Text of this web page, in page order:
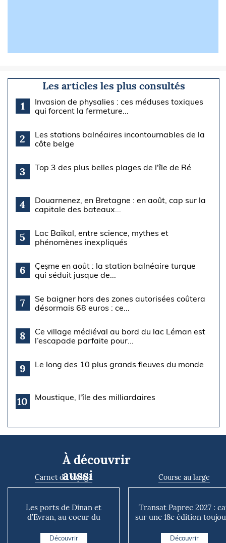
Les articles les plus consultés
1
Invasion de physalies : ces méduses toxiques
qui forcent la fermeture...
2
Les stations balnéaires incontournables de la
côte belge
3 Top 3 des plus belles plages de l'île de Ré
4
Douarnenez, en Bretagne : en août, cap sur la
capitale des bateaux...
5
Lac Baïkal, entre science, mythes et
phénomènes inexpliqués
6
Çeşme en août : la station balnéaire turque
qui séduit jusque de...
7
Se baigner hors des zones autorisées coûtera
désormais 68 euros : ce...
8
Ce village médiéval au bord du lac Léman est
l’escapade parfaite pour...
9 Le long des 10 plus grands fleuves du monde
10 Moustique, l'île des milliardaires
À découvrir
aussi
Carnet de voyage
Les ports de Dinan et
d’Evran, au coeur du
Découvrir
Course au large
Transat Paprec 2027 :
sur une 18e édition
Découvrir